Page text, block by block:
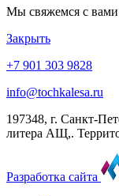
Мы свяжемся с
Закрыть
+7 901 303 9828
info@tochkalesa.ru
197348, г. Санкт-
литера АЩ,.
Разработка сайта